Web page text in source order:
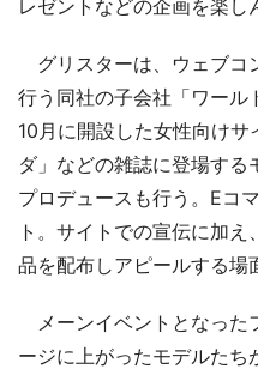
レゼントなどの企画を楽し
グリスターは、ウェブコ
行う同社の子会社「ワール
10月に開設した女性向け
ダ」などの雑誌に登場す
プロデュースも行う。Eコ
ト。サイトでの宣伝に加
品を配布しアピールする場
メーンイベントとなった
ージに上がったモデルたち